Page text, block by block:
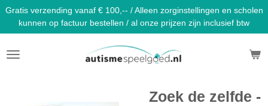
Ga
direct
naar
de
hoofdinhoud
Gratis verzending vanaf € 100,-- / Alleen zorginstellingen en scholen
kunnen op factuur bestellen / al onze prijzen zijn inclusief btw
Zoek de zelfde -